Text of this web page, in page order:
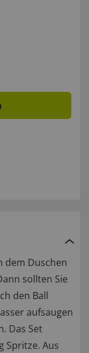
dem Duschen
sollten Sie
den Ball
aufsaugen
Das Set
Spritze. Aus